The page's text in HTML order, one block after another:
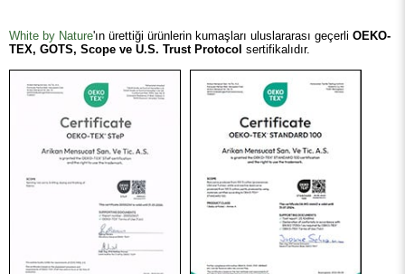
White by Nature'ın ürettiği ürünlerin kumaşları uluslararası geçerli OEKO-
TEX, GOTS, Scope ve U.S. Trust Protocol sertifikalıdır.